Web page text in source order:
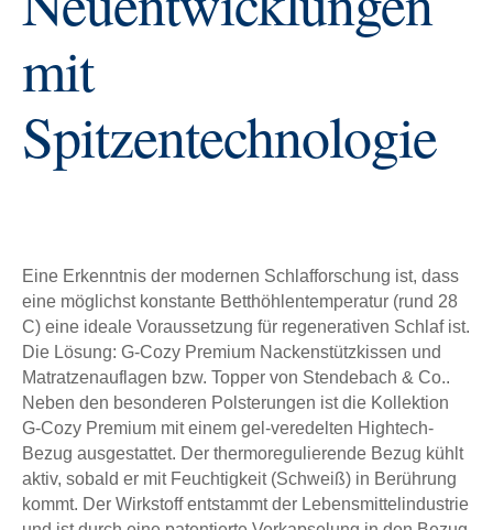
mit
Spitzentechnologie
Eine Erkenntnis der modernen Schlafforschung ist, dass
eine möglichst konstante Betthöhlentemperatur (rund 28
C) eine ideale Voraussetzung für regenerativen Schlaf ist.
Die Lösung: G-Cozy Premium Nackenstützkissen und
Matratzenauflagen bzw. Topper von Stendebach & Co..
Neben den besonderen Polsterungen ist die Kollektion
G-Cozy Premium mit einem gel-veredelten Hightech-
Bezug ausgestattet. Der thermoregulierende Bezug kühlt
aktiv, sobald er mit Feuchtigkeit (Schweiß) in Berührung
kommt. Der Wirkstoff entstammt der Lebensmittelindustrie